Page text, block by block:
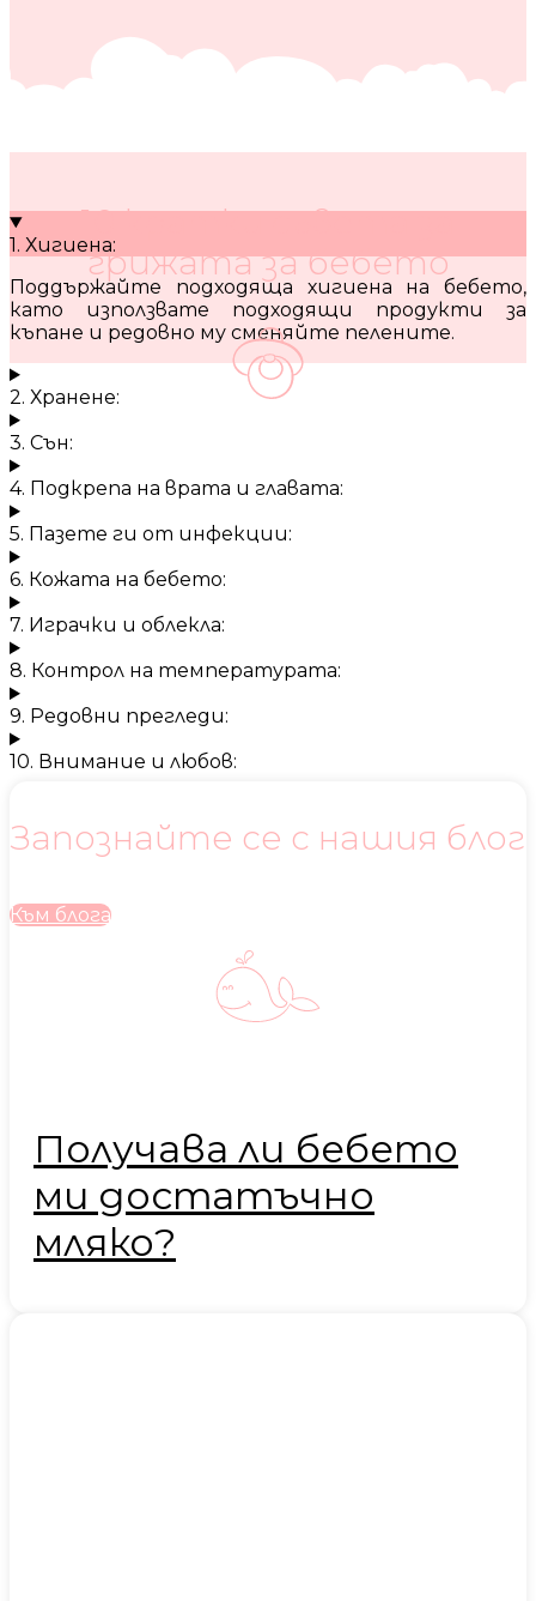
10 кратки съвета за
грижата за бебето
1. Хигиена:
Поддържайте подходяща хигиена на бебето,
като използвате подходящи продукти за
къпане и редовно му сменяйте пелените.
2. Хранене:
3. Сън:
4. Подкрепа на врата и главата:
5. Пазете ги от инфекции:
6. Кожата на бебето:
7. Играчки и облекла:
8. Контрол на температурата:
9. Редовни прегледи:
10. Внимание и любов:
Запознайте се с нашия блог
Към блога
Получава ли бебето
ми достатъчно
мляко?